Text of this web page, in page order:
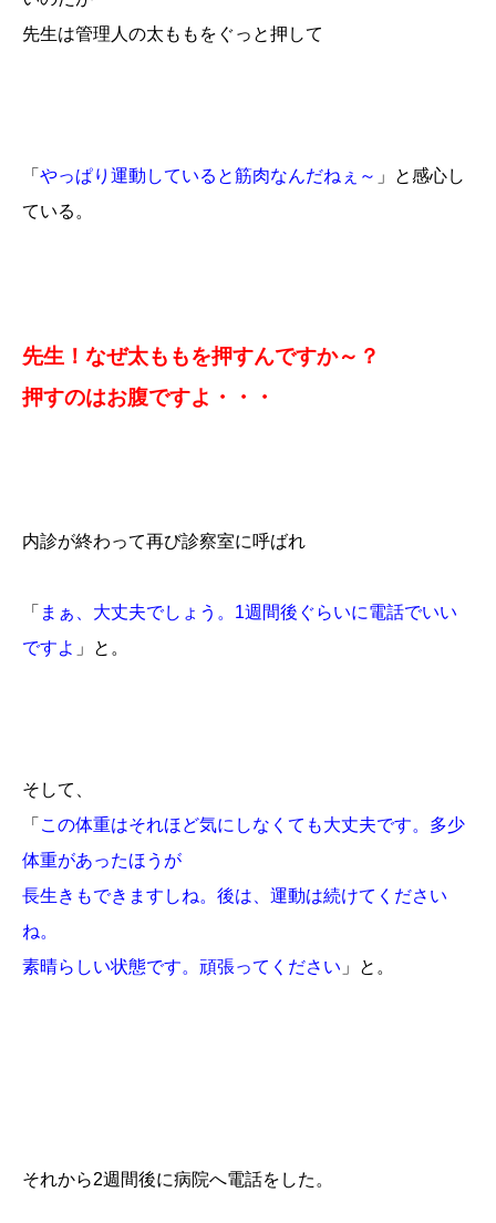
先生は管理人の太ももをぐっと押して
「 やっぱり運動していると筋肉なんだねぇ～ 」と感心し
ている。
先生！なぜ太ももを押すんですか～？
押すのはお腹ですよ・・・
内診が終わって再び診察室に呼ばれ
「 まぁ、大丈夫でしょう。1週間後ぐらいに電話でいい
ですよ 」と。
そして、
「 この体重はそれほど気にしなくても大丈夫です。多少
体重があったほうが
長生きもできますしね。後は、運動は続けてください
ね。
素晴らしい状態です。頑張ってください 」と。
それから2週間後に病院へ電話をした。